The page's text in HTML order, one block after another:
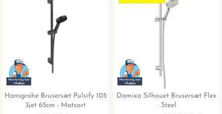
Hansgrohe Brusersæt Pulsify 105
3jet 65cm - Matsort
Damixa Silhouet Brusersæt Flex
- Steel